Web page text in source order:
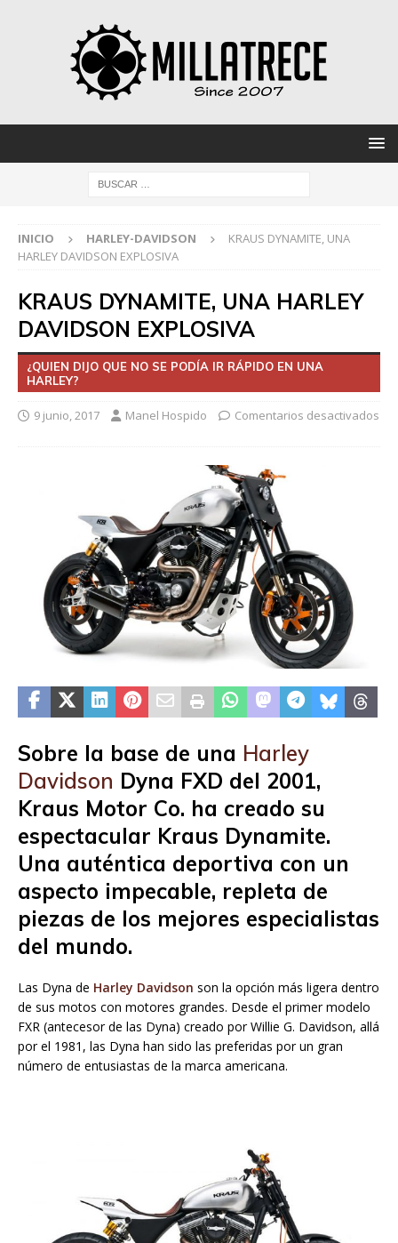
INICIO HARLEY-DAVIDSON
KRAUS DYNAMITE, UNA
HARLEY DAVIDSON EXPLOSIVA
KRAUS DYNAMITE, UNA HARLEY
DAVIDSON EXPLOSIVA
¿QUIEN DIJO QUE NO SE PODÍA IR RÁPIDO EN UNA
HARLEY?
9 junio, 2017 Manel Hospido Comentarios desactivados
Sobre la base de una Harley
Davidson Dyna FXD del 2001,
Kraus Motor Co. ha creado su
espectacular Kraus Dynamite.
Una auténtica deportiva con un
aspecto impecable, repleta de
piezas de los mejores especialistas
del mundo.
Las Dyna de Harley Davidson son la opción más ligera dentro
de sus motos con motores grandes. Desde el primer modelo
FXR (antecesor de las Dyna) creado por Willie G. Davidson, allá
por el 1981, las Dyna han sido las preferidas por un gran
número de entusiastas de la marca americana.